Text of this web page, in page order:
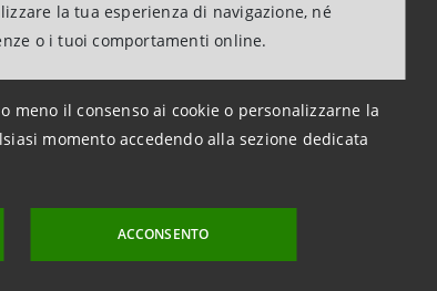
la tua esperienza di navigazione, né
o i tuoi comportamenti online.
meno il consenso ai cookie o personalizzarne la
momento accedendo alla sezione dedicata
ACCONSENTO
di valore